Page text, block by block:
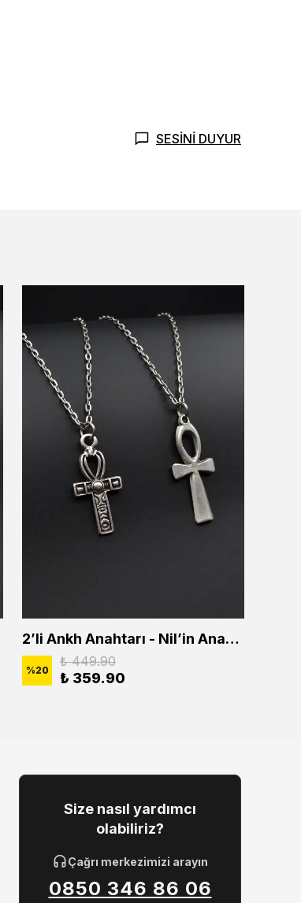
SESİNİ DUYUR
2’li Ankh Anahtarı - Nil’in Anahtarı Erkek Kadın Kolye Seti
%20
₺ 449.90
₺ 359.90
Size nasıl yardımcı
olabiliriz?
Çağrı merkezimizi arayın
0850 346 86 06